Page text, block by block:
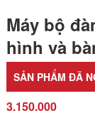
Máy bộ
hình và
SẢN PHẨM ĐÃ
3.150.000